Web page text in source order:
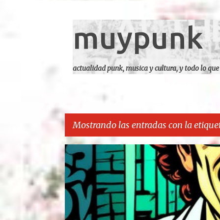
muypunk
actualidad punk, musica y cultura, y todo lo que
Mostrando las entradas con la
E
n
t
a
CARCA